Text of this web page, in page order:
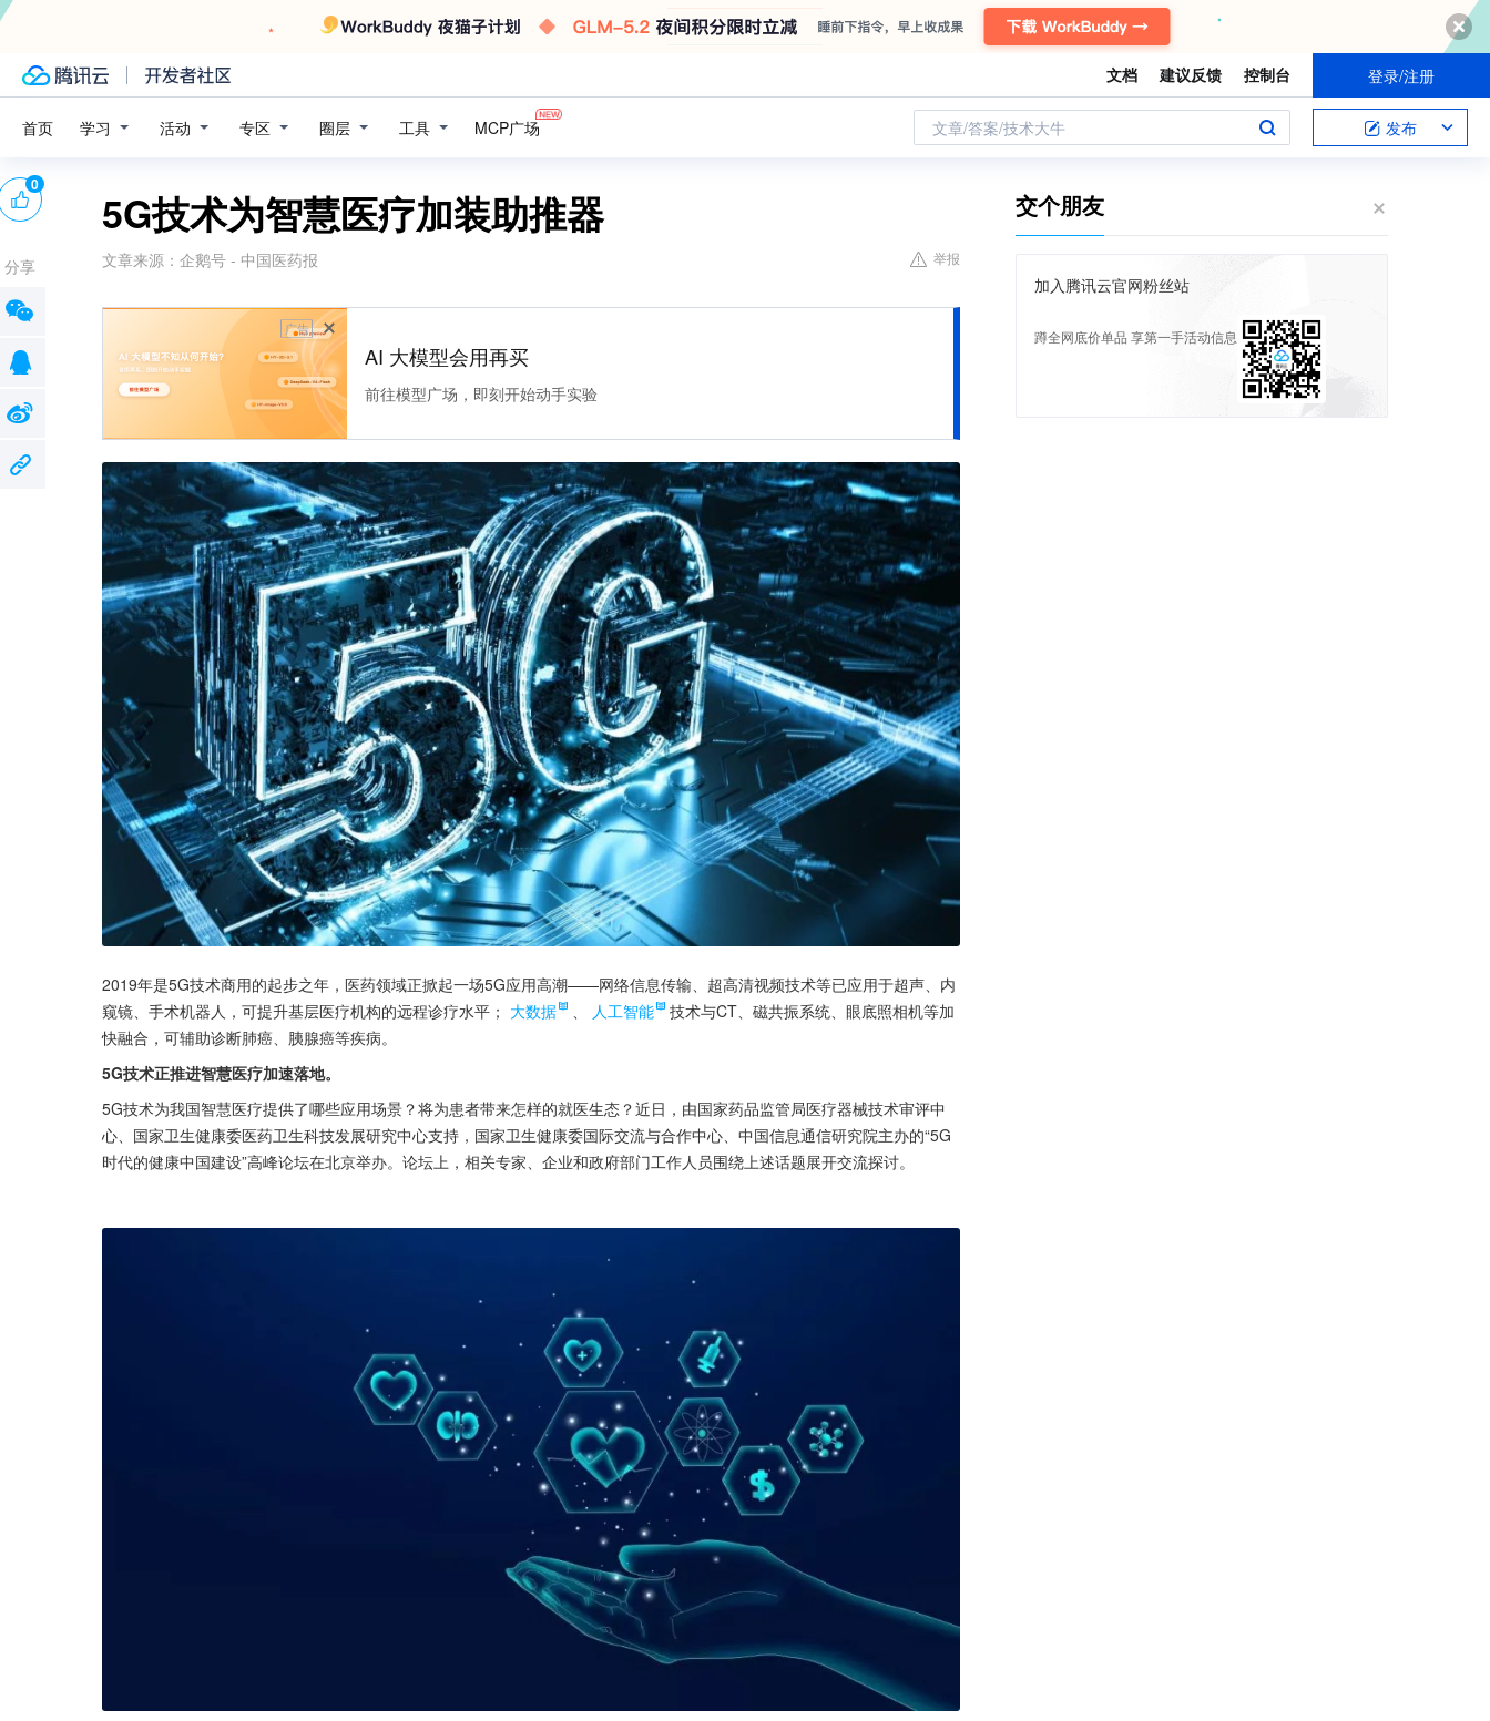
文档 建议反馈 控制台 登录/注册
首页 学习 活动 专区 圈层 工具 MCP广场 文章/答案/技术大牛 发布
5G技术为智慧医疗加装助推器
文章来源： 企鹅号 - 中国医药报 举报
广告
AI 大模型会用再买
前往模型广场，即刻开始动手实验
2019年是5G技术商用的起步之年，医药领域正掀起一场5G应用高潮——网络信息传输、超高清视频技术等已应用于超声、内
窥镜、手术机器人，可提升基层医疗机构的远程诊疗水平； 大数据 人工智能
技术与CT、磁共振系统、眼底照相机等加
快融合，可辅助诊断肺癌、胰腺癌等疾病。
5G技术正推进智慧医疗加速落地。
5G技术为我国智慧医疗提供了哪些应用场景？将为患者带来怎样的就医生态？近日，由国家药品监管局医疗器械技术审评中
心、国家卫生健康委医药卫生科技发展研究中心支持，国家卫生健康委国际交流与合作中心、中国信息通信研究院主办的“5G
时代的健康中国建设”高峰论坛在北京举办。论坛上，相关专家、企业和政府部门工作人员围绕上述话题展开交流探讨。
0
分享
交个朋友
加入腾讯云官网粉丝站
蹲全网底价单品 享第一手活动信息